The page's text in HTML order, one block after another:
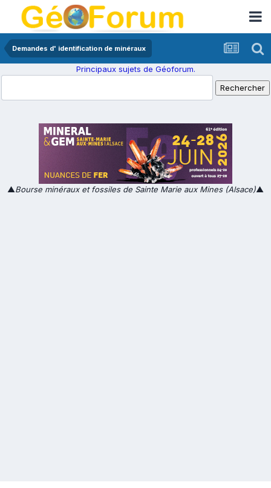
Demandes d' identification de minéraux
Principaux sujets de Géoforum.
▲Bourse minéraux et fossiles de Sainte Marie aux Mines (Alsace)▲